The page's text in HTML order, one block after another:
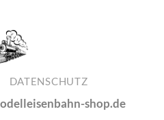
DATENSCHUTZ
shop.de